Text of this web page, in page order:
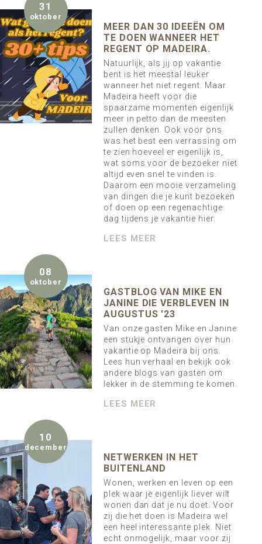
31
oktober
MEER DAN 30 IDEEËN OM
TE DOEN WANNEER HET
REGENT OP MADEIRA.
Natuurlijk, als jij op vakantie
bent is het meestal leuker
wanneer het niet regent. Maar
Madeira heeft voor die
spaarzame momenten eigenlijk
meer in petto dan de meesten
zullen denken. Ook voor ons
was het best een verrassing om
te zien hoeveel er eigenlijk is,
wat soms voor de bezoeker niet
altijd even snel te vinden is.
Daarom een mooie verzameling
van dingen die je kunt bezoeken
of doen op een regenachtige
dag tijdens je vakantie hier.
LEES MEER
08
oktober
GASTBLOG VAN MIKE EN
JANINE DIE VERBLEVEN IN
AUGUSTUS '23
Van onze gasten Mike en Janine
een stukje ontvangen over hun
vakantie op Madeira bij ons.
Lees hun verhaal en bekijk ook
andere blogs van gasten om
lekker in de stemming te komen.
LEES MEER
10
december
NETWERKEN IN HET
BUITENLAND
Wonen, werken en leven op een
plek waar je eigenlijk liever wilt
wonen dan dat je nu doet. Voor
zij die het doen is Madeira wel
een heel interessante plek. Niet
echt onmogelijk, maar voor zij